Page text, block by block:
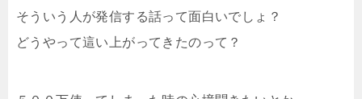
そういう人が発信する話って面白いでしょ？
どうやって這い上がってきたのって？